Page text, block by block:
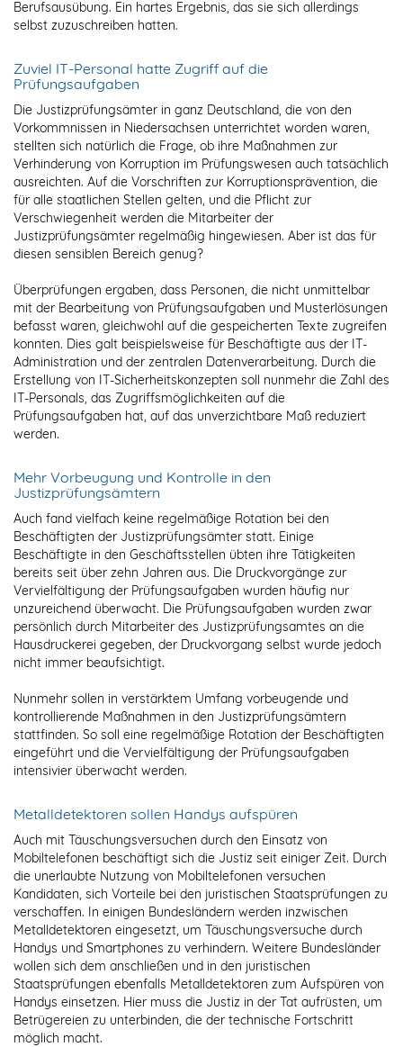
Berufsausübung. Ein hartes Ergebnis, das sie sich allerdings
selbst zuzuschreiben hatten.
Zuviel IT-Personal hatte Zugriff auf die
Prüfungsaufgaben
Die Justizprüfungsämter in ganz Deutschland, die von den
Vorkommnissen in Niedersachsen unterrichtet worden waren,
stellten sich natürlich die Frage, ob ihre Maßnahmen zur
Verhinderung von Korruption im Prüfungswesen auch tatsächlich
ausreichten. Auf die Vorschriften zur Korruptionsprävention, die
für alle staatlichen Stellen gelten, und die Pflicht zur
Verschwiegenheit werden die Mitarbeiter der
Justizprüfungsämter regelmäßig hingewiesen. Aber ist das für
diesen sensiblen Bereich genug?
Überprüfungen ergaben, dass Personen, die nicht unmittelbar
mit der Bearbeitung von Prüfungsaufgaben und Musterlösungen
befasst waren, gleichwohl auf die gespeicherten Texte zugreifen
konnten. Dies galt beispielsweise für Beschäftigte aus der IT-
Administration und der zentralen Datenverarbeitung. Durch die
Erstellung von IT-Sicherheitskonzepten soll nunmehr die Zahl des
IT-Personals, das Zugriffsmöglichkeiten auf die
Prüfungsaufgaben hat, auf das unverzichtbare Maß reduziert
werden.
Mehr Vorbeugung und Kontrolle in den
Justizprüfungsämtern
Auch fand vielfach keine regelmäßige Rotation bei den
Beschäftigten der Justizprüfungsämter statt. Einige
Beschäftigte in den Geschäftsstellen übten ihre Tätigkeiten
bereits seit über zehn Jahren aus. Die Druckvorgänge zur
Vervielfältigung der Prüfungsaufgaben wurden häufig nur
unzureichend überwacht. Die Prüfungsaufgaben wurden zwar
persönlich durch Mitarbeiter des Justizprüfungsamtes an die
Hausdruckerei gegeben, der Druckvorgang selbst wurde jedoch
nicht immer beaufsichtigt.
Nunmehr sollen in verstärktem Umfang vorbeugende und
kontrollierende Maßnahmen in den Justizprüfungsämtern
stattfinden. So soll eine regelmäßige Rotation der Beschäftigten
eingeführt und die Vervielfältigung der Prüfungsaufgaben
intensivier überwacht werden.
Metalldetektoren sollen Handys aufspüren
Auch mit Täuschungsversuchen durch den Einsatz von
Mobiltelefonen beschäftigt sich die Justiz seit einiger Zeit. Durch
die unerlaubte Nutzung von Mobiltelefonen versuchen
Kandidaten, sich Vorteile bei den juristischen Staatsprüfungen zu
verschaffen. In einigen Bundesländern werden inzwischen
Metalldetektoren eingesetzt, um Täuschungsversuche durch
Handys und Smartphones zu verhindern. Weitere Bundesländer
wollen sich dem anschließen und in den juristischen
Staatsprüfungen ebenfalls Metalldetektoren zum Aufspüren von
Handys einsetzen. Hier muss die Justiz in der Tat aufrüsten, um
Betrügereien zu unterbinden, die der technische Fortschritt
möglich macht.